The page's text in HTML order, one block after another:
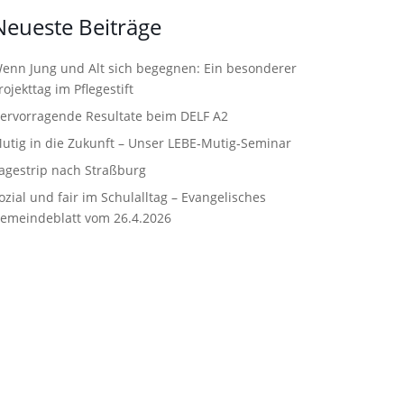
Beiträge
Jung und Alt sich begegnen: Ein besonderer
im Pflegestift
Resultate beim DELF A2
in die Zukunft – Unser LEBE‑Mutig‑Seminar
nach Straßburg
und fair im Schulalltag – Evangelisches
vom 26.4.2026